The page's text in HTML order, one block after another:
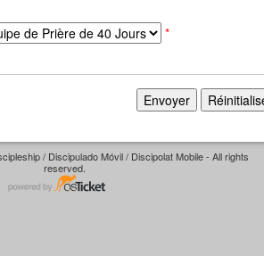
*
/ Discipulado Móvil / Discipolat Mobile - All rights
reserved.